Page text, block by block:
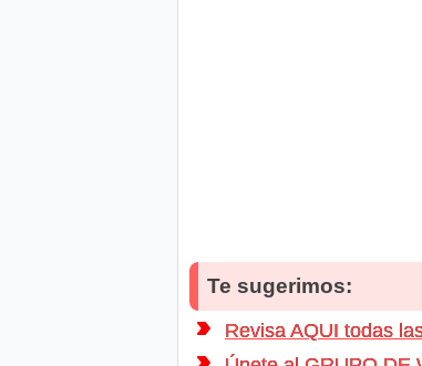
Te sugerimos:
Revisa AQUI todas